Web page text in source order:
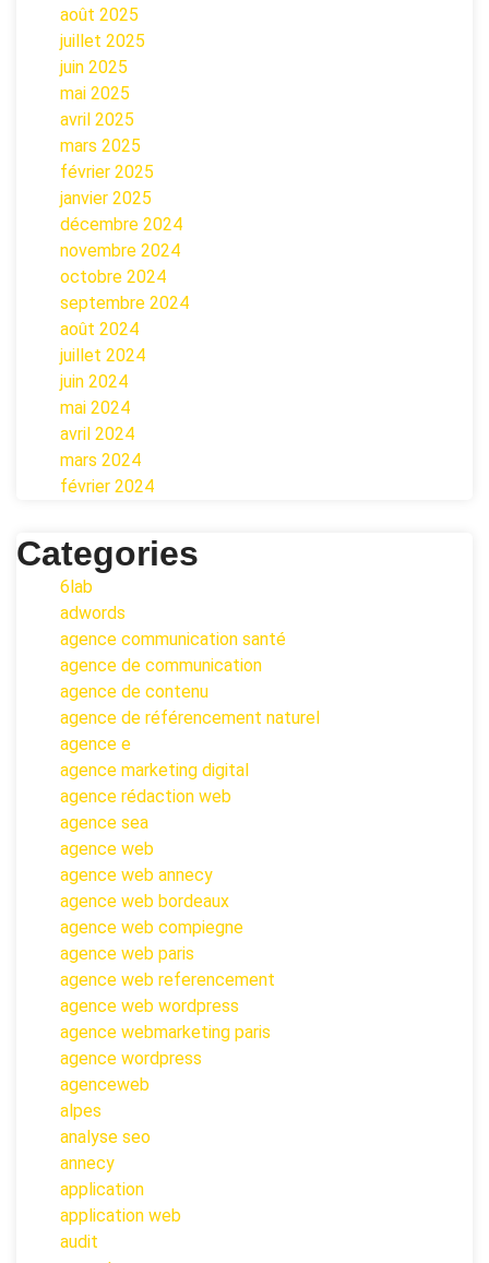
août 2025
juillet 2025
juin 2025
mai 2025
avril 2025
mars 2025
février 2025
janvier 2025
décembre 2024
novembre 2024
octobre 2024
septembre 2024
août 2024
juillet 2024
juin 2024
mai 2024
avril 2024
mars 2024
février 2024
Categories
6lab
adwords
agence communication santé
agence de communication
agence de contenu
agence de référencement naturel
agence e
agence marketing digital
agence rédaction web
agence sea
agence web
agence web annecy
agence web bordeaux
agence web compiegne
agence web paris
agence web referencement
agence web wordpress
agence webmarketing paris
agence wordpress
agenceweb
alpes
analyse seo
annecy
application
application web
audit